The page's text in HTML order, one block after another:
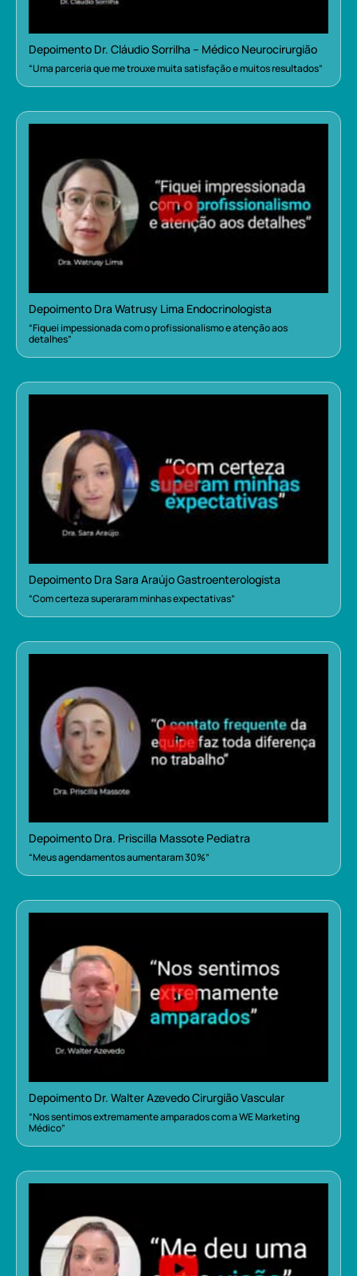
Depoimento Dr. Cláudio Sorrilha – Médico Neurocirurgião
“Uma parceria que me trouxe muita satisfação e muitos resultados”
Depoimento Dra Watrusy Lima Endocrinologista
“Fiquei impessionada com o profissionalismo e atenção aos
detalhes”
Depoimento Dra Sara Araújo Gastroenterologista
“Com certeza superaram minhas expectativas”
Depoimento Dra. Priscilla Massote Pediatra
“Meus agendamentos aumentaram 30%”
Depoimento Dr. Walter Azevedo Cirurgião Vascular
“Nos sentimos extremamente amparados com a WE Marketing
Médico”